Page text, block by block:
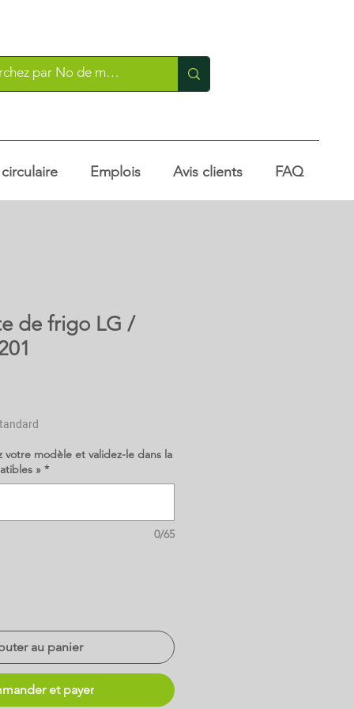
Emplois Avis clients FAQ
de frigo LG /
votre modèle et validez-le dans la
» *
0/65
au panier
et payer